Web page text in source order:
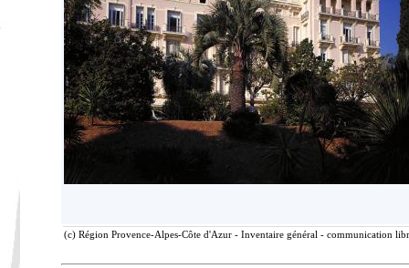
(c) Région Provence-Alpes-Côte d'Azur - Inventaire général - communication